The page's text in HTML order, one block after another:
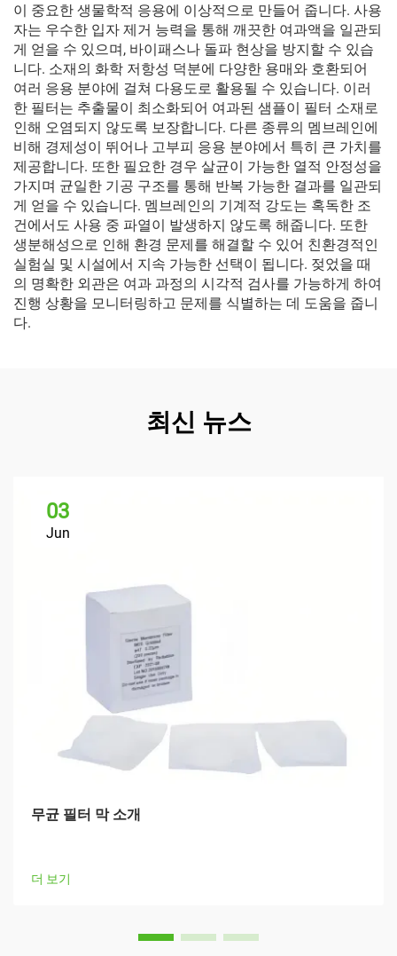
이 중요한 생물학적 응용에 이상적으로 만들어 줍니다. 사용
자는 우수한 입자 제거 능력을 통해 깨끗한 여과액을 일관되
게 얻을 수 있으며, 바이패스나 돌파 현상을 방지할 수 있습
니다. 소재의 화학 저항성 덕분에 다양한 용매와 호환되어
여러 응용 분야에 걸쳐 다용도로 활용될 수 있습니다. 이러
한 필터는 추출물이 최소화되어 여과된 샘플이 필터 소재로
인해 오염되지 않도록 보장합니다. 다른 종류의 멤브레인에
비해 경제성이 뛰어나 고부피 응용 분야에서 특히 큰 가치를
제공합니다. 또한 필요한 경우 살균이 가능한 열적 안정성을
가지며 균일한 기공 구조를 통해 반복 가능한 결과를 일관되
게 얻을 수 있습니다. 멤브레인의 기계적 강도는 혹독한 조
건에서도 사용 중 파열이 발생하지 않도록 해줍니다. 또한
생분해성으로 인해 환경 문제를 해결할 수 있어 친환경적인
실험실 및 시설에서 지속 가능한 선택이 됩니다. 젖었을 때
의 명확한 외관은 여과 과정의 시각적 검사를 가능하게 하여
진행 상황을 모니터링하고 문제를 식별하는 데 도움을 줍니
다.
최신 뉴스
03
Jun
무균 필터 막 소개
더 보기